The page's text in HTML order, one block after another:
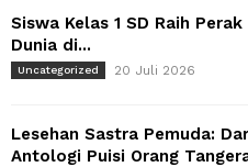
Siswa Kelas 1 SD Raih
Dunia di...
Uncategorized 20 Juli 2026
Lesehan Sastra Pemuda:
Antologi Puisi Orang